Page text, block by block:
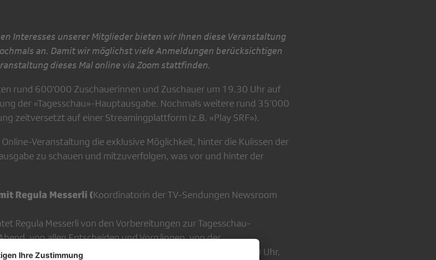
Interesses unserer Mitglieder bieten wir Ihnen diese Veranstaltung
an. Damit wir möglichst viele Anmeldungen berücksichtigen
dieses Mal online via Zoom stattfinden.
rund 600'000 Zuschauerinnen und Zuschauer um 19.30 Uhr auf
der «Tagesschau»-Hauptausgabe. Nochmals weitere rund 35’000
zeitversetzt auf einer Streamingplattform (z.B. «Play SRF»).
Online-Veranstaltung die exklusive Möglichkeit, hinter die Kulissen der
zu schauen und mitzuverfolgen, was vor und hinter der
Regula Messerli (Koordinatorin der TV-Sendungen Newsroom
Regula Messerli von den Vorbereitungen zur Tagesschau-
von allen Entscheiden und Vorgängen, von der
Vormittag bis zur Live-Ausstrahlung der Sendung um 19.30 Uhr.